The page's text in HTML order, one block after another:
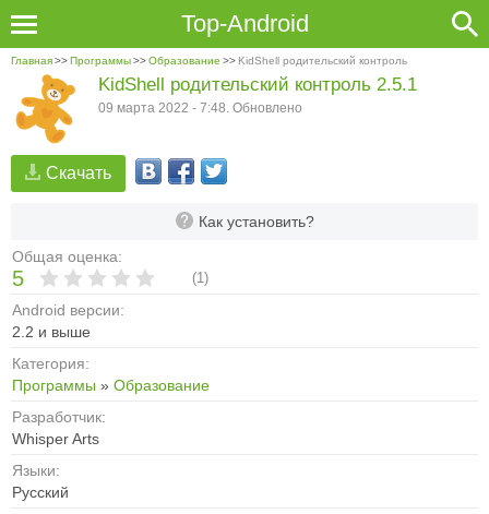
Top-Android
Главная>>Программы>>Образование >> KidShell родительский контроль
Скачать
Как установить?
Общая оценка:
5 (1)
Android версии:
2.2 и выше
Категория:
Программы » Образование
Разработчик:
Whisper Arts
Языки:
Русский
KidShell родительский контроль 2.5.1
09 марта 2022 - 7:48. Обновлено